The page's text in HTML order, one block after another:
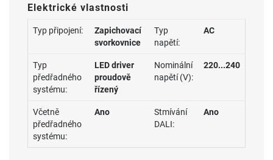
Elektrické vlastnosti
Typ připojení:
Zapichovací
svorkovnice
Typ
napětí:
AC
Typ
předřadného
systému:
LED driver
proudově
řízený
Nominální
napětí (V):
220...240
Včetně
předřadného
systému:
Ano
Stmívání
DALI:
Ano